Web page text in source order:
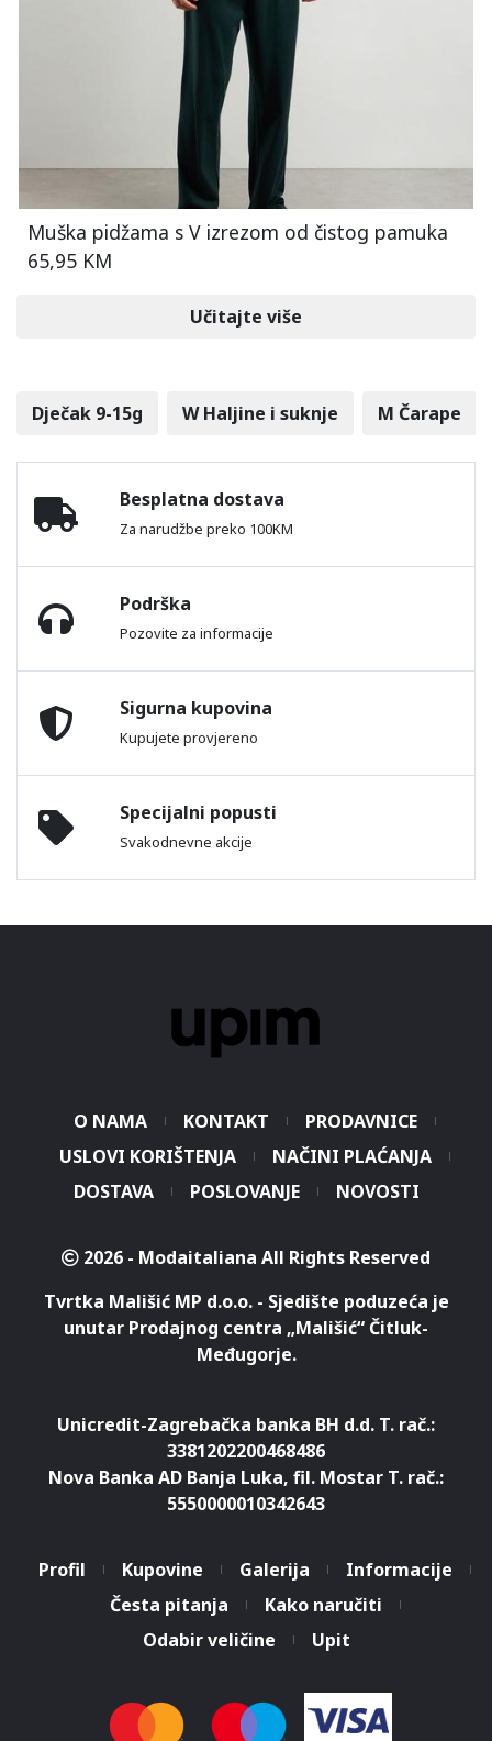
Muška pidžama s V izrezom od čistog pamuka
65,95 KM
Učitajte više
Dječak 9-15g W Haljine i suknje M Čarape
Besplatna dostava
Za narudžbe preko 100KM
Podrška
Pozovite za informacije
Sigurna kupovina
Kupujete provjereno
Specijalni popusti
Svakodnevne akcije
O NAMA KONTAKT
PRODAVNICE
USLOVI KORIŠTENJA
NAČINI PLAĆANJA
DOSTAVA
POSLOVANJE NOVOSTI
2026 - Modaitaliana All Rights Reserved
Tvrtka Mališić MP d.o.o. - Sjedište poduzeća je
unutar Prodajnog centra „Mališić“ Čitluk-
Međugorje.
Unicredit-Zagrebačka banka BH d.d. T. rač.:
3381202200468486
Nova Banka AD Banja Luka, fil. Mostar T. rač.:
5550000010342643
Profil Kupovine Galerija
Informacije
Česta pitanja
Kako naručiti
Odabir veličine
Upit